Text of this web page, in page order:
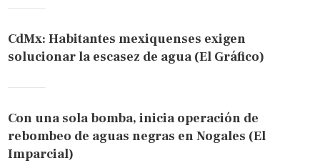
CdMx: Habitantes mexiquenses exigen
solucionar la escasez de agua (El Gráfico)
Con una sola bomba, inicia operación de
rebombeo de aguas negras en Nogales (El
Imparcial)